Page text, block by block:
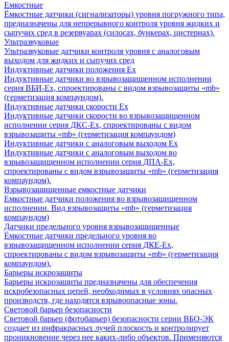
Емкостные
Ёмкостные датчики (сигнализаторы) уровня погружного типа,
предназначены для непрерывного контроля уровня жидких и
сыпучих сред в резервуарах (силосах, бункерах, цистернах).
Ультразвуковые
Ультразвуковые датчики контроля уровня с аналоговым
выходом для жидких и сыпучих сред
Индуктивные датчики положения Ех
Индуктивные датчики во взрывозащищенном исполнении
серия ВБИ-Ех, спроектированы с видом взрывозащиты «mb»
(герметизация компаундом).
Индуктивные датчики скорости Ех
Индуктивные датчики скорости во взрывозащищенном
исполнении серия ДКС-Ех, спроектированы с видом
взрывозащиты «mb» (герметизация компаундом)
Индуктивные датчики с аналоговым выходом Ех
Индуктивные датчики с аналоговым выходом во
взрывозащищенном исполнении серия ДПА-Ех,
спроектированы с видом взрывозащиты «mb» (герметизация
компаундом).
Взрывозащищенные емкостные датчики
Емкостные датчики положения во взрывозащищенном
исполнении. Вид взрывозащиты «mb» (герметизация
компаундом)
Датчики предельного уровня взрывозащищенные
Ёмкостные датчики предельного уровня во
взрывозащищенном исполнении серия ДКЕ-Ех,
спроектированы с видом взрывозащиты «mb» (герметизация
компаундом).
Барьеры искрозащиты
Барьеры искрозащиты предназначены для обеспечения
искробезопасных цепей, необходимых в условиях опасных
производств, где находятся взрывоопасные зоны.
Световой барьер безопасности
Световой барьер (фотобарьер) безопасности серии ВБО-ЭК
создает из инфракрасных лучей плоскость и контролирует
проникновение через нее каких-либо объектов. Применяются